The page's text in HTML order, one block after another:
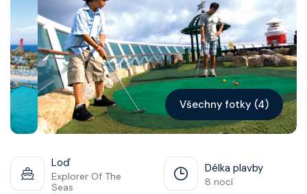
Kontakt
Vyhledat plavbu
Všechny fotky (4)
Loď
Explorer Of The
Seas
Délka plavby
8 nocí